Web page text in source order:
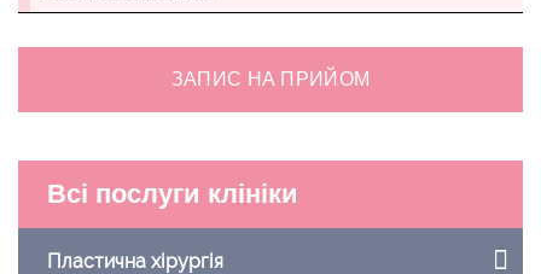
Всі послуги клініки
Пластична хірургія
ЗАПИС НА ПРИЙОМ